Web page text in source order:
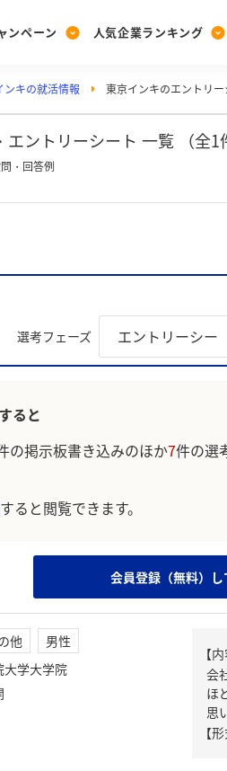
ンペーン
Post
投稿する
人気企業ランキング
Ranking
ランキングを見る
Vote
PickUp
注目の企業特集
ンキの就活情報 東京インキのエントリ
ントリーシート 一覧 （全1
・回答例
選考フェーズ
ると
の掲示板書き込みのほか7件の選
すると閲覧できます。
会員登録（無料）
他
男性
大学大学院
【
会
ほ
思
【